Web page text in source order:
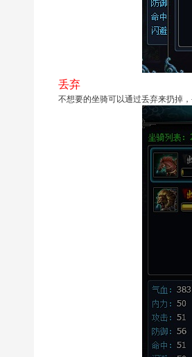
丢弃
不想要的坐骑可以通过丢弃来扔掉